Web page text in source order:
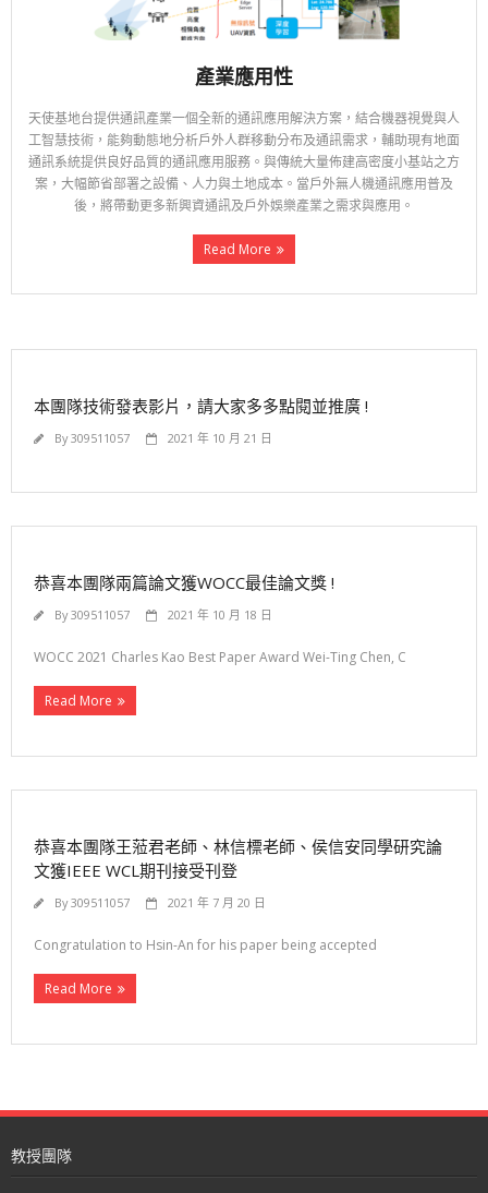
產業應用性
天使基地台提供通訊產業一個全新的通訊應用解決方案，結合機器視覺與人
工智慧技術，能夠動態地分析戶外人群移動分布及通訊需求，輔助現有地面
通訊系統提供良好品質的通訊應用服務。與傳統大量佈建高密度小基站之方
案，大幅節省部署之設備、人力與土地成本。當戶外無人機通訊應用普及
後，將帶動更多新興資通訊及戶外娛樂產業之需求與應用。
Read More
本團隊技術發表影片，請大家多多點閱並推廣 !
By309511057 2021 年 10 月 21 日
恭喜本團隊兩篇論文獲WOCC最佳論文獎 !
By309511057 2021 年 10 月 18 日
WOCC 2021 Charles Kao Best Paper Award Wei-Ting Chen, C
Read More
恭喜本團隊王蒞君老師、林信標老師、侯信安同學研究論
文獲IEEE WCL期刊接受刊登
By309511057 2021 年 7 月 20 日
Congratulation to Hsin-An for his paper being accepted
Read More
教授團隊